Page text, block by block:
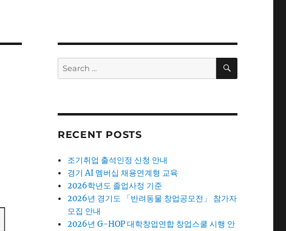
Search
for:
SEARCH
RECENT POSTS
조기취업 출석인정 신청 안내
경기 AI 멤버십 채용연계형 교육
2026학년도 졸업사정 기준
2026년 경기도 「반려동물 창업공모전」 참가자
모집 안내
2026년 G-HOP 대학창업연합 창업스쿨 시행 안